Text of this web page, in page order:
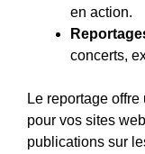
en action.
concerts,
Le reportage
pour vos sites
publications sur